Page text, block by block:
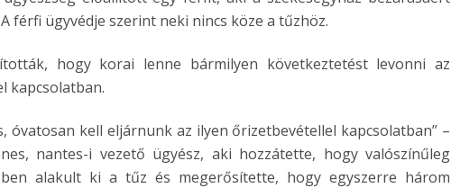
férfi ügyvédje szerint neki nincs köze a tűzhöz.
hogy korai lenne bármilyen következtetést levonni az
kapcsolatban.
óvatosan kell eljárnunk az ilyen őrizetbevétellel kapcsolatban” –
nantes-i vezető ügyész, aki hozzátette, hogy valószínűleg
alakult ki a tűz és megerősítette, hogy egyszerre három